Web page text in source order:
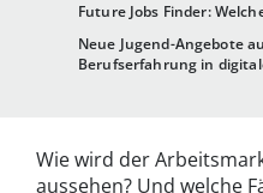
Future Jobs Finder:
Neue Jugend-Angebote
Berufserfahrung in
Wie wird der
aussehen? Und welche